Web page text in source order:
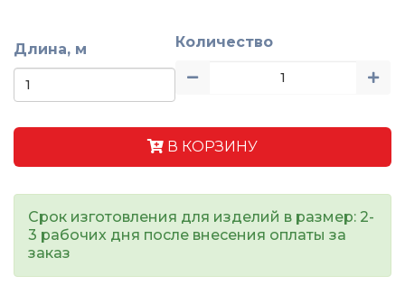
Длина, м Количество
В КОРЗИНУ
Срок изготовления для изделий в размер: 2-
3 рабочих дня после внесения оплаты за
заказ